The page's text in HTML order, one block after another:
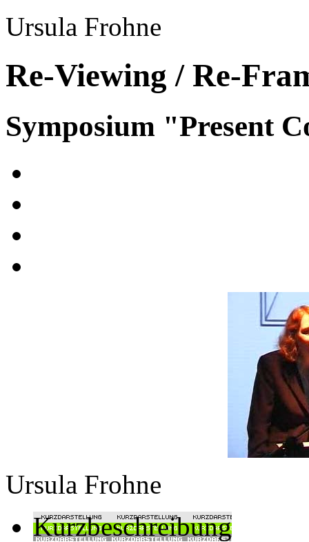
Ursula Frohne
Re-Viewing / Re-
Symposium "Present
Ursula Frohne
Kurzbeschreibung